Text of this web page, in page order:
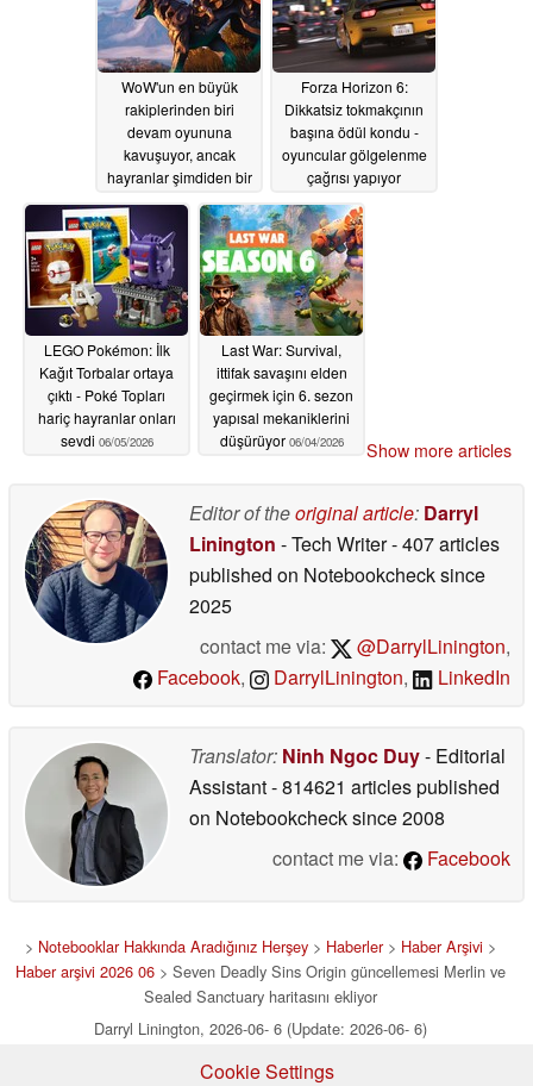
WoW'un en büyük
rakiplerinden biri
devam oyununa
kavuşuyor, ancak
hayranlar şimdiden bir
detayı eleştirmeye
başladı
06/06/2026
Forza Horizon 6:
Dikkatsiz tokmakçının
başına ödül kondu -
oyuncular gölgelenme
çağrısı yapıyor
06/06/2026
LEGO Pokémon: İlk
Kağıt Torbalar ortaya
çıktı - Poké Topları
hariç hayranlar onları
sevdi 06/05/2026
Last War: Survival,
ittifak savaşını elden
geçirmek için 6. sezon
yapısal mekaniklerini
düşürüyor 06/04/2026 Show more articles
Editor of theoriginal article: Darryl
Linington - Tech Writer- 407 articles
published on Notebookchecksince
2025
contact me via:
@DarrylLinington,
Facebook, DarrylLinington, LinkedIn
Translator: Ninh Ngoc Duy- Editorial
Assistant- 814621 articles published
on Notebookchecksince 2008
contact me via:
Facebook
> Notebooklar Hakkında Aradığınız Herşey > Haberler> Haber Arşivi >
Haber arşivi 2026 06 > Seven Deadly Sins Origin güncellemesi Merlin ve
Sealed Sanctuary haritasını ekliyor
Darryl Linington, 2026-06- 6 (Update: 2026-06- 6)
Cookie Settings